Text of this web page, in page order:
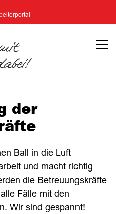
der
Ball in die Luft
und macht richtig
die Betreuungskräfte
Fälle mit den
Wir sind gespannt!